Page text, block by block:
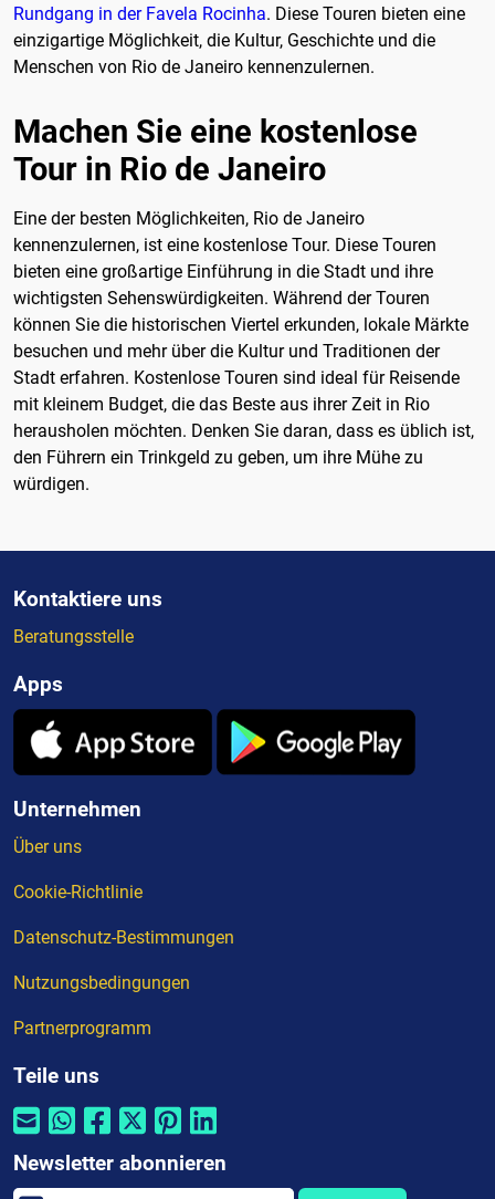
Rundgang in der Favela Rocinha. Diese Touren bieten eine
einzigartige Möglichkeit, die Kultur, Geschichte und die
Menschen von Rio de Janeiro kennenzulernen.
Machen Sie eine kostenlose
Tour in Rio de Janeiro
Eine der besten Möglichkeiten, Rio de Janeiro
kennenzulernen, ist eine kostenlose Tour. Diese Touren
bieten eine großartige Einführung in die Stadt und ihre
wichtigsten Sehenswürdigkeiten. Während der Touren
können Sie die historischen Viertel erkunden, lokale Märkte
besuchen und mehr über die Kultur und Traditionen der
Stadt erfahren. Kostenlose Touren sind ideal für Reisende
mit kleinem Budget, die das Beste aus ihrer Zeit in Rio
herausholen möchten. Denken Sie daran, dass es üblich ist,
den Führern ein Trinkgeld zu geben, um ihre Mühe zu
würdigen.
Kontaktiere uns
Beratungsstelle
Apps
Unternehmen
Über uns
Cookie-Richtlinie
Datenschutz-Bestimmungen
Nutzungsbedingungen
Partnerprogramm
Teile uns
Newsletter abonnieren